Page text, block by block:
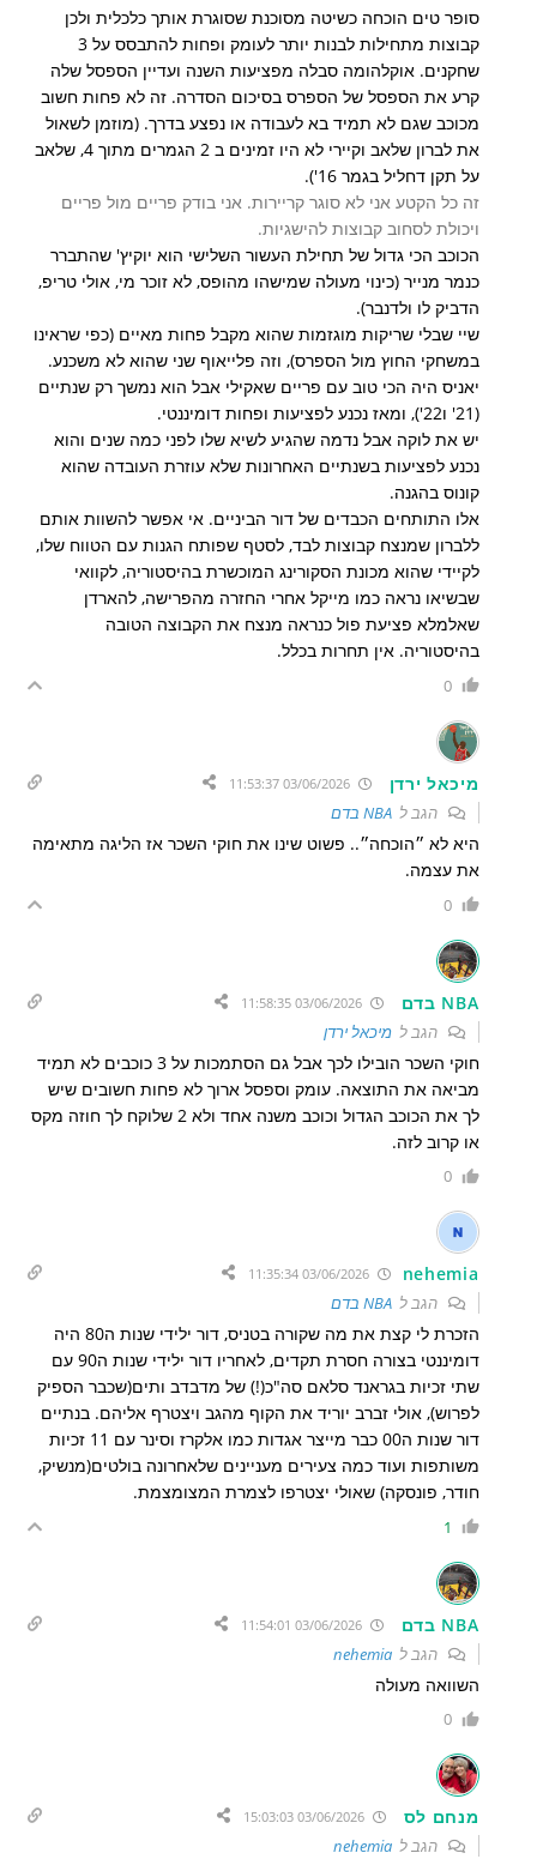
סופר טים הוכחה כשיטה מסוכנת שסוגרת אותך כלכלית ולכן
קבוצות מתחילות לבנות יותר לעומק ופחות להתבסס על 3
שחקנים. אוקלהומה סבלה מפציעות השנה ועדיין הספסל שלה
קרע את הספסל של הספרס בסיכום הסדרה. זה לא פחות חשוב
מכוכב שגם לא תמיד בא לעבודה או נפצע בדרך. (מוזמן לשאול
את לברון שלאב וקיירי לא היו זמינים ב 2 הגמרים מתוך 4, שלאב
על תקן דחליל בגמר 16').
זה כל הקטע אני לא סוגר קריירות. אני בודק פריים מול פריים
ויכולת לסחוב קבוצות להישגיות.
הכוכב הכי גדול של תחילת העשור השלישי הוא יוקיץ' שהתברר
כנמר מנייר (כינוי מעולה שמישהו מהופס, לא זוכר מי, אולי טריפ,
הדביק לו ולדנבר).
שיי שבלי שריקות מוגזמות שהוא מקבל פחות מאיים (כפי שראינו
במשחקי החוץ מול הספרס), וזה פלייאוף שני שהוא לא משכנע.
יאניס היה הכי טוב עם פריים שאקילי אבל הוא נמשך רק שנתיים
(21' ו22'), ומאז נכנע לפציעות ופחות דומיננטי.
יש את לוקה אבל נדמה שהגיע לשיא שלו לפני כמה שנים והוא
נכנע לפציעות בשנתיים האחרונות שלא עוזרת העובדה שהוא
קונוס בהגנה.
אלו התותחים הכבדים של דור הביניים. אי אפשר להשוות אותם
ללברון שמנצח קבוצות לבד, לסטף שפותח הגנות עם הטווח שלו,
לקיידי שהוא מכונת הסקורינג המוכשרת בהיסטוריה, לקוואי
שבשיאו נראה כמו מייקל אחרי החזרה מהפרישה, להארדן
שאלמלא פציעת פול כנראה מנצח את הקבוצה הטובה
בהיסטוריה. אין תחרות בכלל.
0
מיכאל ירדן 03/06/2026 11:53:37
הגב לNBA בדם
היא לא ״הוכחה״.. פשוט שינו את חוקי השכר אז הליגה מתאימה
את עצמה.
0
NBA בדם 03/06/2026 11:58:35
הגב למיכאל ירדן
חוקי השכר הובילו לכך אבל גם הסתמכות על 3 כוכבים לא תמיד
מביאה את התוצאה. עומק וספסל ארוך לא פחות חשובים שיש
לך את הכוכב הגדול וכוכב משנה אחד ולא 2 שלוקח לך חוזה מקס
או קרוב לזה.
0
nehemia
03/06/2026 11:35:34
הגב לNBA בדם
הזכרת לי קצת את מה שקורה בטניס, דור ילידי שנות ה80 היה
דומיננטי בצורה חסרת תקדים, לאחריו דור ילידי שנות ה90 עם
שתי זכיות בגראנד סלאם סה"כ(!) של מדבדב ותים(שכבר הספיק
לפרוש), אולי זברב יוריד את הקוף מהגב ויצטרף אליהם. בנתיים
דור שנות ה00 כבר מייצר אגדות כמו אלקרז וסינר עם 11 זכיות
משותפות ועוד כמה צעירים מעניינים שלאחרונה בולטים(מנשיק,
חודר, פונסקה) שאולי יצטרפו לצמרת המצומצמת.
1
NBA בדם 03/06/2026 11:54:01
הגב לnehemia
השוואה מעולה
0
מנחם לס 03/06/2026 15:03:03
הגב לnehemia